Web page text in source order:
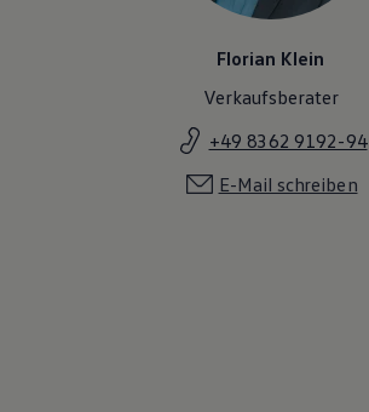
Florian Klein
Verkaufsberater
+49 8362 9192-94
E-Mail schreiben